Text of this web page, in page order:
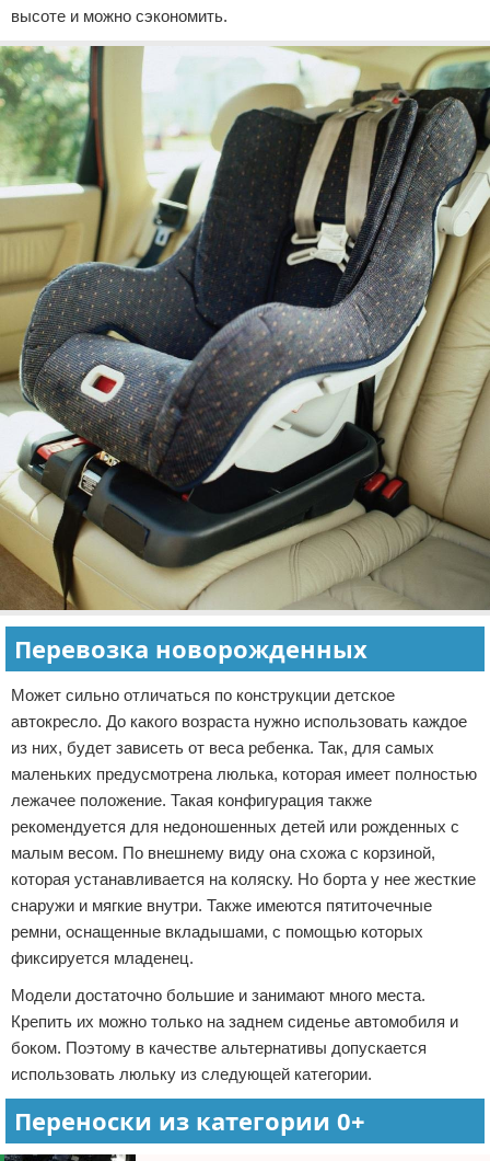
высоте и можно сэкономить.
Перевозка новорожденных
Может сильно отличаться по конструкции детское
автокресло. До какого возраста нужно использовать каждое
из них, будет зависеть от веса ребенка. Так, для самых
маленьких предусмотрена люлька, которая имеет полностью
лежачее положение. Такая конфигурация также
рекомендуется для недоношенных детей или рожденных с
малым весом. По внешнему виду она схожа с корзиной,
которая устанавливается на коляску. Но борта у нее жесткие
снаружи и мягкие внутри. Также имеются пятиточечные
ремни, оснащенные вкладышами, с помощью которых
фиксируется младенец.
Модели достаточно большие и занимают много места.
Крепить их можно только на заднем сиденье автомобиля и
боком. Поэтому в качестве альтернативы допускается
использовать люльку из следующей категории.
Переноски из категории 0+